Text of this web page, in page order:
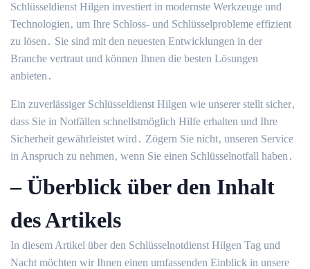
Schlüsseldienst Hilgen investiert in modernste Werkzeuge und
Technologien‚ um Ihre Schloss- und Schlüsselprobleme effizient
zu lösen․ Sie sind mit den neuesten Entwicklungen in der
Branche vertraut und können Ihnen die besten Lösungen
anbieten․
Ein zuverlässiger Schlüsseldienst Hilgen wie unserer stellt sicher‚
dass Sie in Notfällen schnellstmöglich Hilfe erhalten und Ihre
Sicherheit gewährleistet wird․ Zögern Sie nicht‚ unseren Service
in Anspruch zu nehmen‚ wenn Sie einen Schlüsselnotfall haben․
– Überblick über den Inhalt
des Artikels
In diesem Artikel über den Schlüsselnotdienst Hilgen Tag und
Nacht möchten wir Ihnen einen umfassenden Einblick in unsere